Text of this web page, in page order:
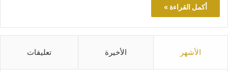
أكمل القراءة »
الأشهر الأخيرة تعليقات